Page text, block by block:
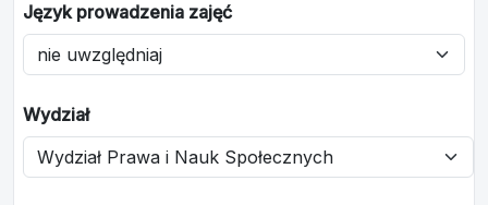
Język prowadzenia zajęć
Wydział